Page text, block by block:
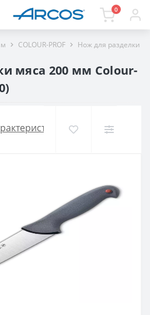
0
COLOUR-PROF Нож для разделки
мяса 200 мм Сolour-
Доставка и